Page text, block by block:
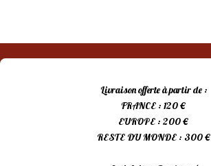
Livraison offerte à partir de :
FRANCE : 120 €
EUROPE : 200 €
RESTE DU MONDE : 300 €